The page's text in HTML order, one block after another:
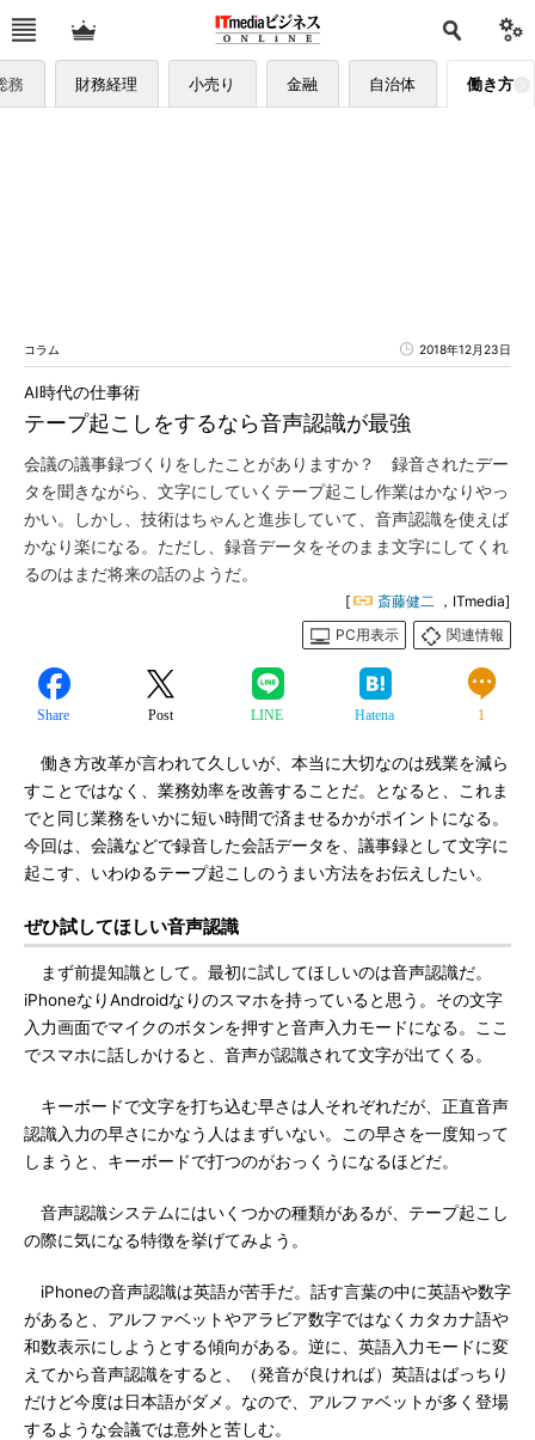
務 財務経理 小売り 金融 自治体 働き方
コラム 2018年12月23日
テープ起こしをするなら音声認識が最強
AI時代の仕事術
会議の議事録づくりをしたことがありますか？ 録音されたデー
タを聞きながら、文字にしていくテープ起こし作業はかなりやっ
かい。しかし、技術はちゃんと進歩していて、音声認識を使えば
かなり楽になる。ただし、録音データをそのまま文字にしてくれ
るのはまだ将来の話のようだ。
[ 斎藤健二 ，ITmedia]
PC用表示
関連情報
Share Post LINE Hatena 1
働き方改革が言われて久しいが、本当に大切なのは残業を減ら
すことではなく、業務効率を改善することだ。となると、これま
でと同じ業務をいかに短い時間で済ませるかがポイントになる。
今回は、会議などで録音した会話データを、議事録として文字に
起こす、いわゆるテープ起こしのうまい方法をお伝えしたい。
ぜひ試してほしい音声認識
まず前提知識として。最初に試してほしいのは音声認識だ。
iPhoneなりAndroidなりのスマホを持っていると思う。その文字
入力画面でマイクのボタンを押すと音声入力モードになる。ここ
でスマホに話しかけると、音声が認識されて文字が出てくる。
キーボードで文字を打ち込む早さは人それぞれだが、正直音声
認識入力の早さにかなう人はまずいない。この早さを一度知って
しまうと、キーボードで打つのがおっくうになるほどだ。
音声認識システムにはいくつかの種類があるが、テープ起こし
の際に気になる特徴を挙げてみよう。
iPhoneの音声認識は英語が苦手だ。話す言葉の中に英語や数字
があると、アルファベットやアラビア数字ではなくカタカナ語や
和数表示にしようとする傾向がある。逆に、英語入力モードに変
えてから音声認識をすると、（発音が良ければ）英語はばっちり
だけど今度は日本語がダメ。なので、アルファベットが多く登場
するような会議では意外と苦しむ。